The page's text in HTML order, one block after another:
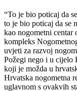
“To je bio poticaj da
to je bio poticaj da se
kao nogometni centar
kompleks
uvjeti za razvoj
Požegi nego i u cijelo
koji je možda u
Hrvatska nogometna
uglavnom s ovakvih